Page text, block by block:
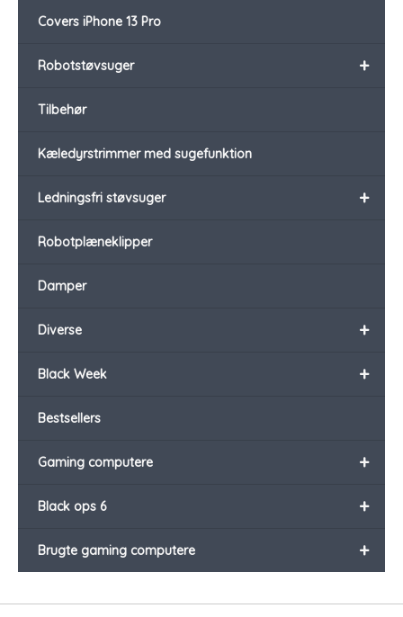
Covers iPhone 13 Pro
+
Robotstøvsuger
Tilbehør
Kæledyrstrimmer med sugefunktion
+
Ledningsfri støvsuger
Robotplæneklipper
Damper
+
Diverse
+
Black Week
Bestsellers
+
Gaming computere
+
Black ops 6
+
Brugte gaming computere